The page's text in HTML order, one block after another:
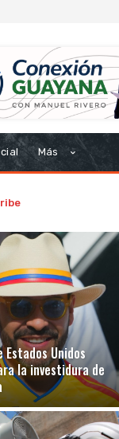
Más
Estados Unidos
la investidura de